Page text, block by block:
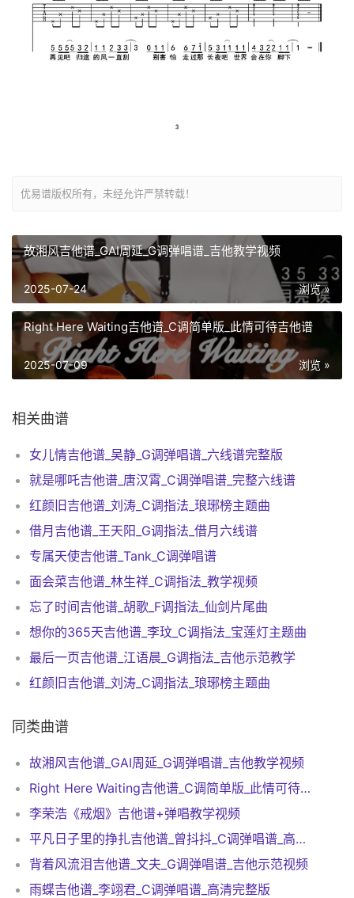
优易谱版权所有，未经允许严禁转载！
故湘风吉他谱_GAI周延_G调弹唱谱_吉他教学视频
浏览 »
2025-07-24
Right Here Waiting吉他谱_C调简单版_此情可待吉他谱
浏览 »
2025-07-09
相关曲谱
女儿情吉他谱_吴静_G调弹唱谱_六线谱完整版
就是哪吒吉他谱_唐汉霄_C调弹唱谱_完整六线谱
红颜旧吉他谱_刘涛_C调指法_琅琊榜主题曲
借月吉他谱_王天阳_G调指法_借月六线谱
专属天使吉他谱_Tank_C调弹唱谱
面会菜吉他谱_林生祥_C调指法_教学视频
忘了时间吉他谱_胡歌_F调指法_仙剑片尾曲
想你的365天吉他谱_李玟_C调指法_宝莲灯主题曲
最后一页吉他谱_江语晨_G调指法_吉他示范教学
红颜旧吉他谱_刘涛_C调指法_琅琊榜主题曲
同类曲谱
故湘风吉他谱_GAI周延_G调弹唱谱_吉他教学视频
Right Here Waiting吉他谱_C调简单版_此情可待吉他谱
李荣浩《戒烟》吉他谱+弹唱教学视频
平凡日子里的挣扎吉他谱_曾抖抖_C调弹唱谱_高清完整版
背着风流泪吉他谱_文夫_G调弹唱谱_吉他示范视频
雨蝶吉他谱_李翊君_C调弹唱谱_高清完整版